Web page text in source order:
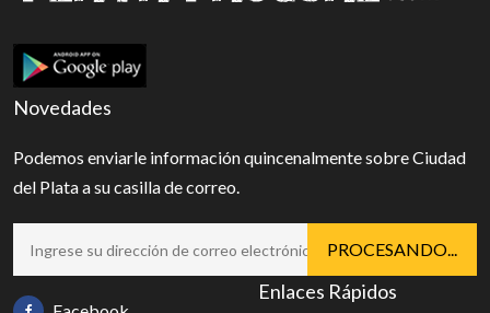
Novedades
Podemos enviarle información quincenalmente sobre Ciudad
del Plata a su casilla de correo.
Enlaces Rápidos